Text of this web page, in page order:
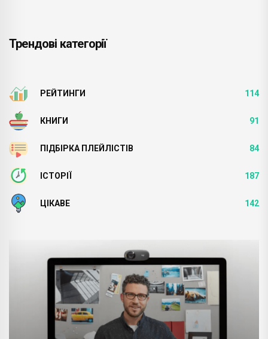
Трендові категорії
РЕЙТИНГИ 114
КНИГИ 91
ПІДБІРКА ПЛЕЙЛІСТІВ 84
ІСТОРІЇ 187
ЦІКАВЕ 142